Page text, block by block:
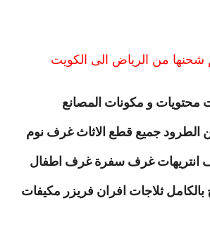
شحنها من الرياض الى الكويت
محتويات و مكونات المصانع
الطرود جميع قطع الاثاث غرف نوم
غرف سفرة غرف اطفال
ثلاجات افران فريزر مكيفات